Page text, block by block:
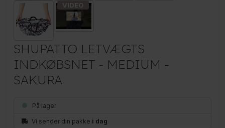
SHUPATTO LETVÆGTS
INDKØBSNET - MEDIUM -
SAKURA
På lager
Vi sender din pakke i dag